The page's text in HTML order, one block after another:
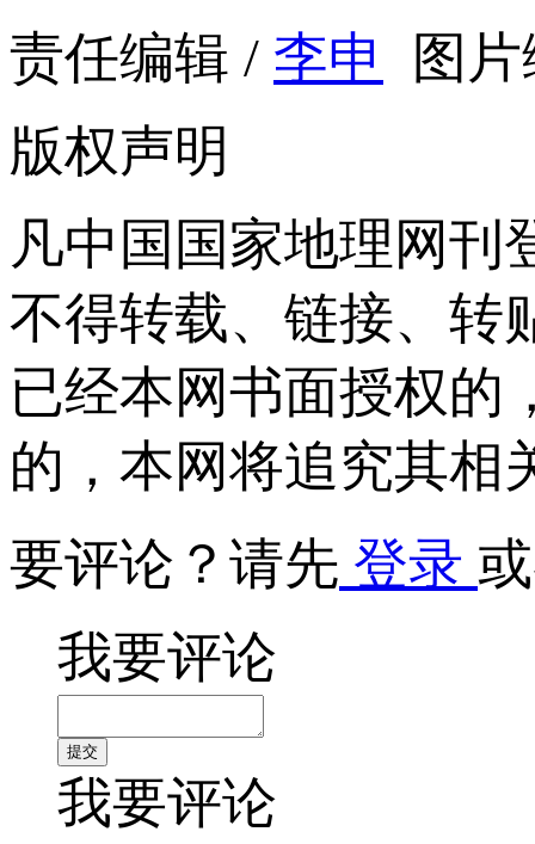
责任编辑 / 李申
图
版权声明
凡中国国家地理网刊
不得转载、链接、转
已经本网书面授权的
的，本网将追究其相
要评论？请先 登录
我要评论
我要评论